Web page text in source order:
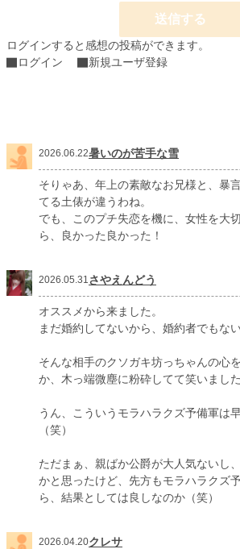
送信する
ログインすると感想の投稿ができます。
ログイン
新規ユーザ登録
2026.06.22暑いのが苦手な雪
そりゃあ、年上の素敵なお兄様と、暴
てる土俵が違うわね。
でも、このプチ失恋を機に、女性を大
ら、良かった良かった！
2026.05.31さやえんどう
オススメから来ました。
まだ婚約してないから、婚約者でもない
そんな相手のクソガキ坊っちゃんの心
か、木っ端微塵に粉砕してて笑いまし
うん、こういうモラハラクズ予備軍は
（笑）
ただまぁ、親ばか公爵が大人気ないし
かと思ったけど、先方もモラハラクズ
ら、結果としては良しなのか（笑）
2026.04.20クレサ